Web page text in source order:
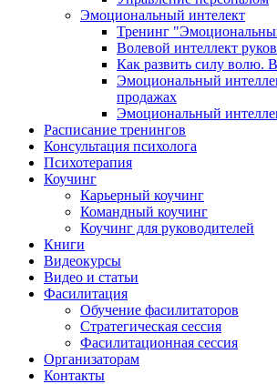
Эмоциональный интелект
Тренинг
Волевой интеллект
Как развить силу волю.
Эмоциональный
продажах
Эмоциональный
Расписание тренингов
Консультация психолога
Психотерапия
Коучинг
Карьерный коучинг
Командный коучинг
Коучинг для руководителей
Книги
Видеокурсы
Видео и статьи
Фасилитация
Обучение фасилитаторов
Стратегическая сессия
Фасилитационная сессия
Организаторам
Контакты